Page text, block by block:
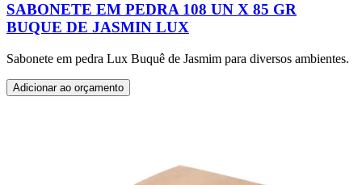
SABONETE EM PEDRA 108 UN X 85 GR
BUQUE DE JASMIN LUX
Sabonete em pedra Lux Buquê de Jasmim para diversos ambientes.
Adicionar ao orçamento